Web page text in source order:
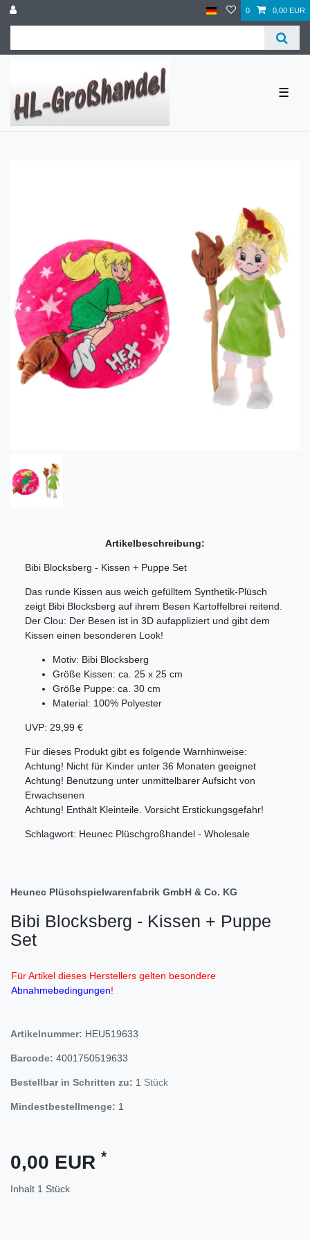
0 0,00 EUR
☰
Artikelbeschreibung:
Bibi Blocksberg - Kissen + Puppe Set
Das runde Kissen aus weich gefülltem Synthetik-Plüsch
zeigt Bibi Blocksberg auf ihrem Besen Kartoffelbrei reitend.
Der Clou: Der Besen ist in 3D aufappliziert und gibt dem
Kissen einen besonderen Look!
Motiv: Bibi Blocksberg
Größe Kissen: ca. 25 x 25 cm
Größe Puppe: ca. 30 cm
Material: 100% Polyester
UVP: 29,99 €
Für dieses Produkt gibt es folgende Warnhinweise:
Achtung! Nicht für Kinder unter 36 Monaten geeignet
Achtung! Benutzung unter unmittelbarer Aufsicht von
Erwachsenen
Achtung! Enthält Kleinteile. Vorsicht Erstickungsgefahr!
Schlagwort: Heunec Plüschgroßhandel - Wholesale
Heunec Plüschspielwarenfabrik GmbH & Co. KG
Bibi Blocksberg - Kissen + Puppe
Set
Für Artikel dieses Herstellers gelten besondere
Abnahmebedingungen!
Artikelnummer: HEU519633
Barcode: 4001750519633
Bestellbar in Schritten zu: 1 Stück
Mindestbestellmenge: 1
0,00 EUR *
Inhalt 1 Stück